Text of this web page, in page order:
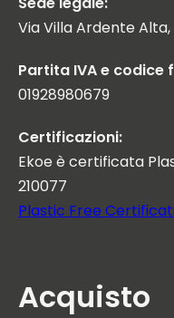
Via Villa Ardente
Partita IVA e codice
01928980679
Certificazioni:
Ekoe è certificata
210077
Plastic Free
Acquisto